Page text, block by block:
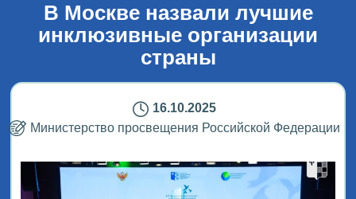
В Москве назвали лучшие
инклюзивные организации
страны
16.10.2025
Министерство просвещения Российской Федерации